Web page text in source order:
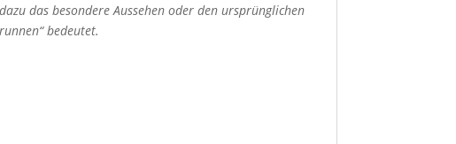
das besondere Aussehen oder den ursprünglichen
bedeutet.